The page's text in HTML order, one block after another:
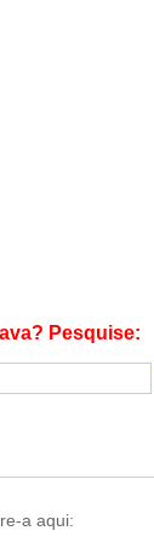
Pesquise:
a aqui: